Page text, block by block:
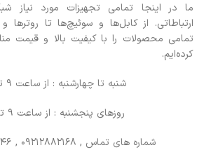
ما در اینجا تمامی تجهیزات مورد نیاز
ارتباطاتی. از کابل‌ها و سوئیچ‌ها تا روترها
تمامی محصولات را با کیفیت بالا و قیمت
کرده‌ایم.
شنبه تا چهارشنبه : از ساعت 9 تا 18
روزهای پنجشنبه : از ساعت 9 تا 14
شماره های تماس , 09212882168 , 09352266546